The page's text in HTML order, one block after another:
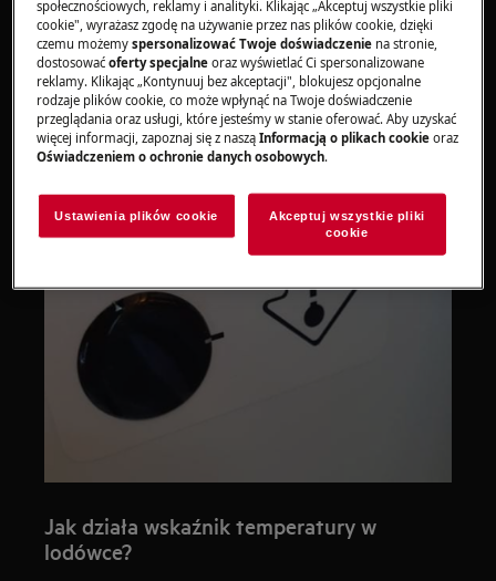
naklejkę kontrolną, która informuje o
prawidłowej temperaturze wewnątrz
urządzenia. To pomocne rozwiązanie, które
ułatwia ustawienie optymalnych warunków
przechowywania żywności.
Jak działa wskaźnik temperatury w
lodówce?
społecznościowych, reklamy i analityki. Klikając „Akceptuj wszystkie pliki
cookie", wyrażasz zgodę na używanie przez nas plików cookie, dzięki
czemu możemyspersonalizować Twoje doświadczenie na stronie,
dostosowaćoferty specjalne oraz wyświetlać Ci spersonalizowane
reklamy. Klikając „Kontynuuj bez akceptacji", blokujesz opcjonalne
rodzaje plików cookie, co może wpłynąć na Twoje doświadczenie
przeglądania oraz usługi, które jesteśmy w stanie oferować. Aby uzyskać
więcej informacji, zapoznaj się z nasząInformacją o plikach cookie oraz
Oświadczeniem o ochronie danych osobowych.
Ustawienia plików cookie
Akceptuj wszystkie pliki
cookie